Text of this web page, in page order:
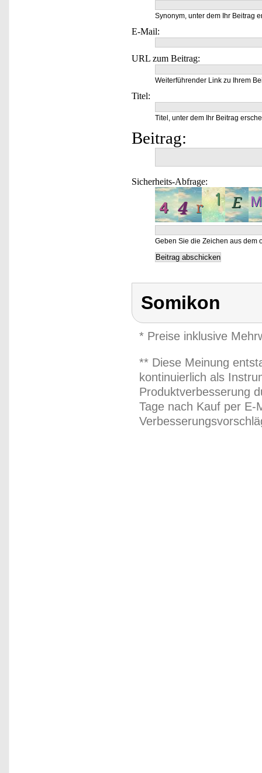
Synonym, unter dem Ihr Beitrag
E-Mail:
URL zum Beitrag:
Weiterführender Link zu Ihrem
Titel:
Titel, unter dem Ihr Beitrag
Beitrag:
Sicherheits-Abfrage:
Geben Sie die Zeichen aus dem
Somikon
* Preise inklusive
** Diese Meinung
kontinuierlich als
Produktverbesserung
Tage nach Kauf per E-